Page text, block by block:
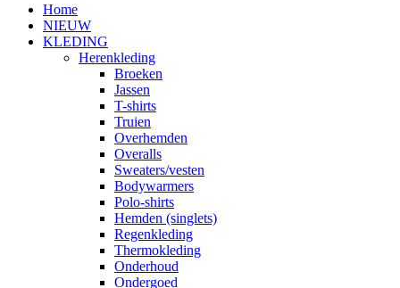
Home
NIEUW
KLEDING
Herenkleding
Broeken
Jassen
T-shirts
Truien
Overhemden
Overalls
Sweaters/vesten
Bodywarmers
Polo-shirts
Hemden (singlets)
Regenkleding
Thermokleding
Onderhoud
Ondergoed